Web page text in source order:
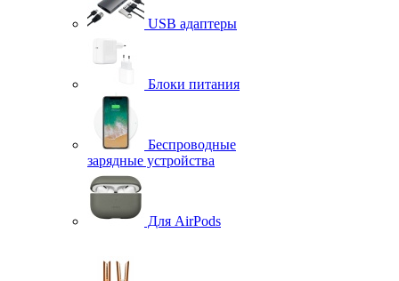
USB адаптеры
Блоки питания
Беспроводные
зарядные устройства
Для AirPods